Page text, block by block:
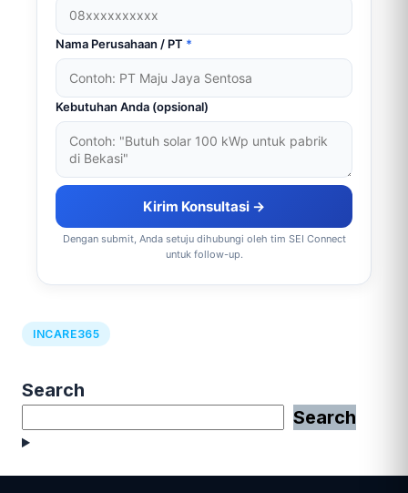
Search
Search
Nama Perusahaan / PT *
Kebutuhan Anda (opsional)
Kirim Konsultasi →
Dengan submit, Anda setuju dihubungi oleh tim SEI Connect
untuk follow-up.
INCARE365